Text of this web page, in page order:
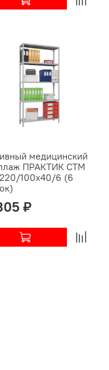
медицинский
ПРАКТИК СТМ
100х40/6 (6
₽